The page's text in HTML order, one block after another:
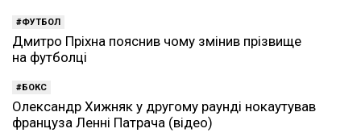
ФУТБОЛ
Дмитро Пріхна пояснив чому змінив прізвище
на футболці
БОКС
Олександр Хижняк у другому раунді нокаутував
француза Ленні Патрача (відео)